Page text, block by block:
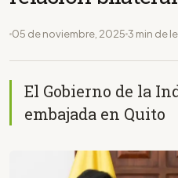
05 de noviembre, 2025 3 min de
El Gobierno de la
embajada en Quito